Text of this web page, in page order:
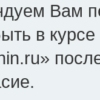
Вам
в